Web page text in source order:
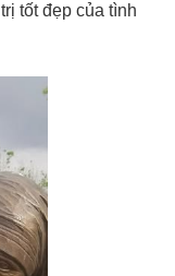
tốt đẹp của tình